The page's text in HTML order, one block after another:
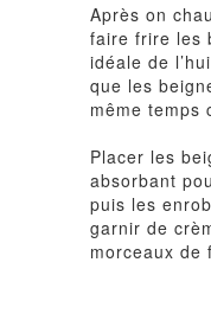
Après on
faire frire les
idéale de
que les
même temps
Placer les
absorbant
puis les
garnir de
morceaux de